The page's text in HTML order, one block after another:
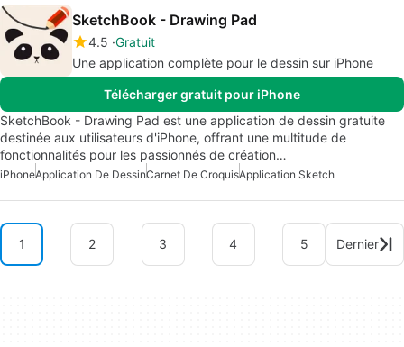
SketchBook - Drawing Pad
4.5 Gratuit
Une application complète pour le dessin sur iPhone
Télécharger gratuit pour iPhone
SketchBook - Drawing Pad est une application de dessin gratuite
destinée aux utilisateurs d'iPhone, offrant une multitude de
fonctionnalités pour les passionnés de création…
iPhoneApplication De DessinCarnet De CroquisApplication Sketch
1 2 3 4 5 Dernier